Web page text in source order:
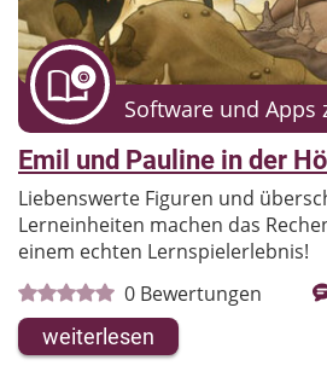
Software und Apps
Emil und Pauline in der
Liebenswerte Figuren und
Lerneinheiten machen das
einem echten Lernspielerlebnis!
0 Bewertungen
weiterlesen